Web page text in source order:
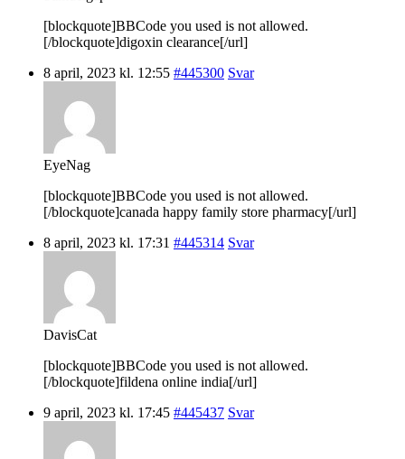
[blockquote]BBCode you used is not allowed.
[/blockquote]digoxin clearance[/url]
8 april, 2023 kl. 12:55 #445300 Svar
EyeNag
[blockquote]BBCode you used is not allowed.
[/blockquote]canada happy family store pharmacy[/url]
8 april, 2023 kl. 17:31 #445314 Svar
DavisCat
[blockquote]BBCode you used is not allowed.
[/blockquote]fildena online india[/url]
9 april, 2023 kl. 17:45 #445437 Svar